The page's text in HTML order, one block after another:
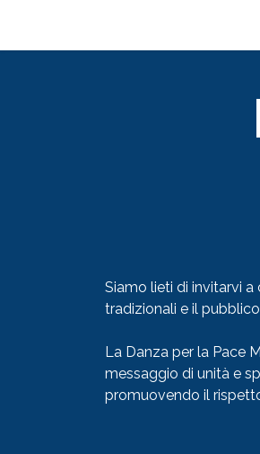
Siamo lieti di invitarvi a
tradizionali e il
La Danza per la Pace
messaggio di unità e
promuovendo il